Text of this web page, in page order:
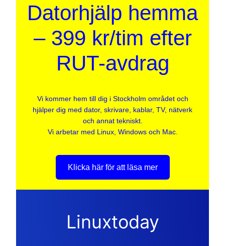
Datorhjälp hemma
– 399 kr/tim efter
RUT-avdrag
Vi kommer hem till dig i Stockholm området och
hjälper dig med dator, skrivare, kablar, TV, nätverk
och annat tekniskt.
Vi arbetar med Linux, Windows och Mac.
Klicka här för att läsa mer
Linuxtoday